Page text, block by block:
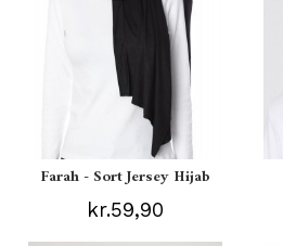
Farah - Sort Jersey Hijab
kr.59,90